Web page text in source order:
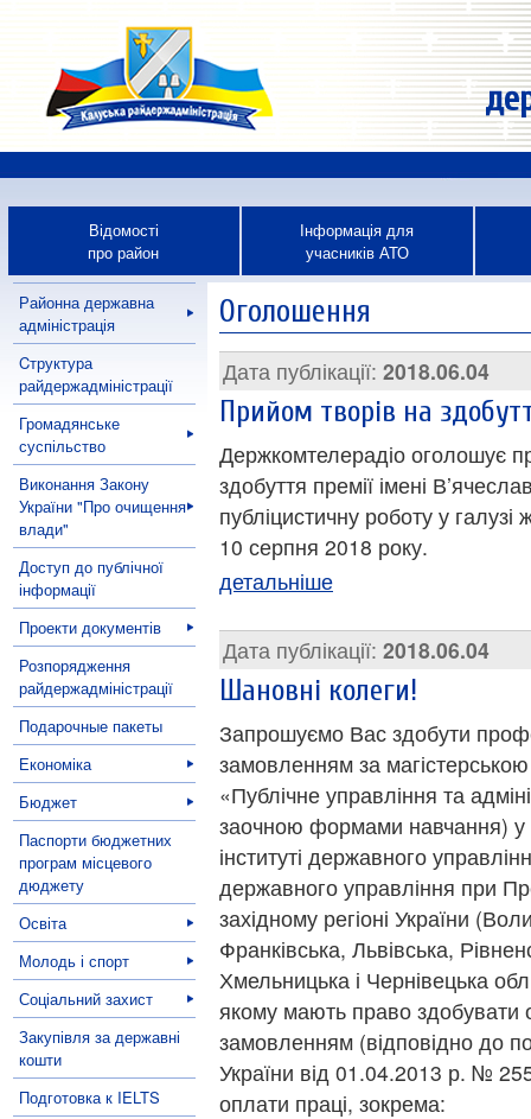
Відомості
про район
Інформація для
учасників АТО
Районна державна
адміністрація
Cтруктура
райдержадміністрації
Громадянське
суспільство
Виконання Закону
України "Про очищення
влади"
Доступ до публічної
інформації
Проекти документів
Розпорядження
райдержадміністрації
Подарочные пакеты
Економіка
Бюджет
Паспорти бюджетних
програм місцевого
дюджету
Освіта
Молодь і спорт
Соціальний захист
Закупівля за державні
кошти
Подготовка к IELTS
Оголошення
Дата публікації: 2018.06.04
Прийом творів на
Держкомтелерадіо оголошує
здобуття премії імені
публіцистичну роботу у
10 серпня 2018 року.
детальніше
Дата публікації: 2018.06.04
Шановні колеги!
Запрошуємо Вас здобути
замовленням за
«Публічне управління та
заочною формами навчання) у
інституті державного
державного управління при
західному регіоні України
Франківська, Львівська,
Хмельницька і Чернівецька
якому мають право здобувати
замовленням (відповідно до
України від 01.04.2013 р. №
оплати праці, зокрема: